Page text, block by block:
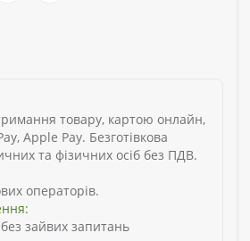
товару, картою онлайн,
Apple Pay. Безготівкова
та фізичних осіб без ПДВ.
операторів.
зайвих запитань